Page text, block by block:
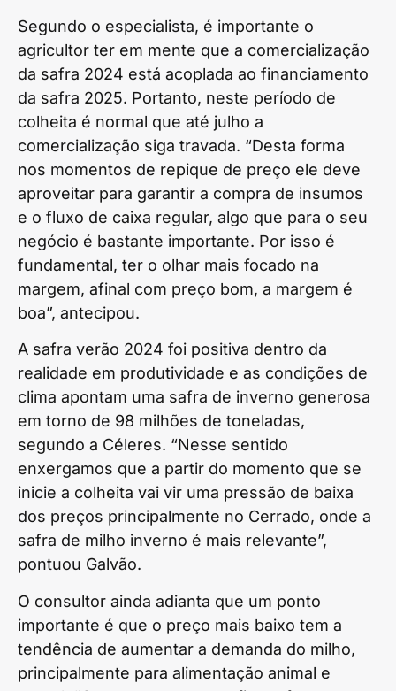
Segundo o especialista, é importante o
agricultor ter em mente que a comercialização
da safra 2024 está acoplada ao financiamento
da safra 2025. Portanto, neste período de
colheita é normal que até julho a
comercialização siga travada. “Desta forma
nos momentos de repique de preço ele deve
aproveitar para garantir a compra de insumos
e o fluxo de caixa regular, algo que para o seu
negócio é bastante importante. Por isso é
fundamental, ter o olhar mais focado na
margem, afinal com preço bom, a margem é
boa”, antecipou.
A safra verão 2024 foi positiva dentro da
realidade em produtividade e as condições de
clima apontam uma safra de inverno generosa
em torno de 98 milhões de toneladas,
segundo a Céleres. “Nesse sentido
enxergamos que a partir do momento que se
inicie a colheita vai vir uma pressão de baixa
dos preços principalmente no Cerrado, onde a
safra de milho inverno é mais relevante”,
pontuou Galvão.
O consultor ainda adianta que um ponto
importante é que o preço mais baixo tem a
tendência de aumentar a demanda do milho,
principalmente para alimentação animal e